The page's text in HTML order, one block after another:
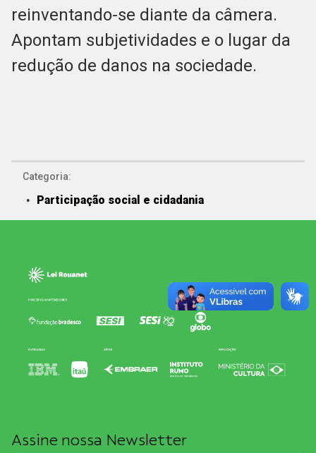
reinventando-se diante da câmera.
Apontam subjetividades e o lugar da
redução de danos na sociedade.
Categoria:
Participação social e cidadania
Assine nossa Newsletter